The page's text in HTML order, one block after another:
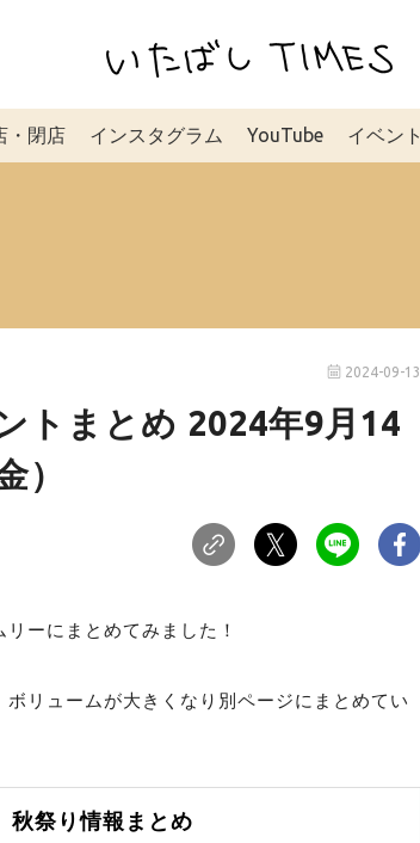
・閉店 インスタグラム YouTube イベント
2024-09-13
トまとめ 2024年9月14
）
ーにまとめてみました！
リュームが大きくなり別ページにまとめてい
秋祭り情報まとめ